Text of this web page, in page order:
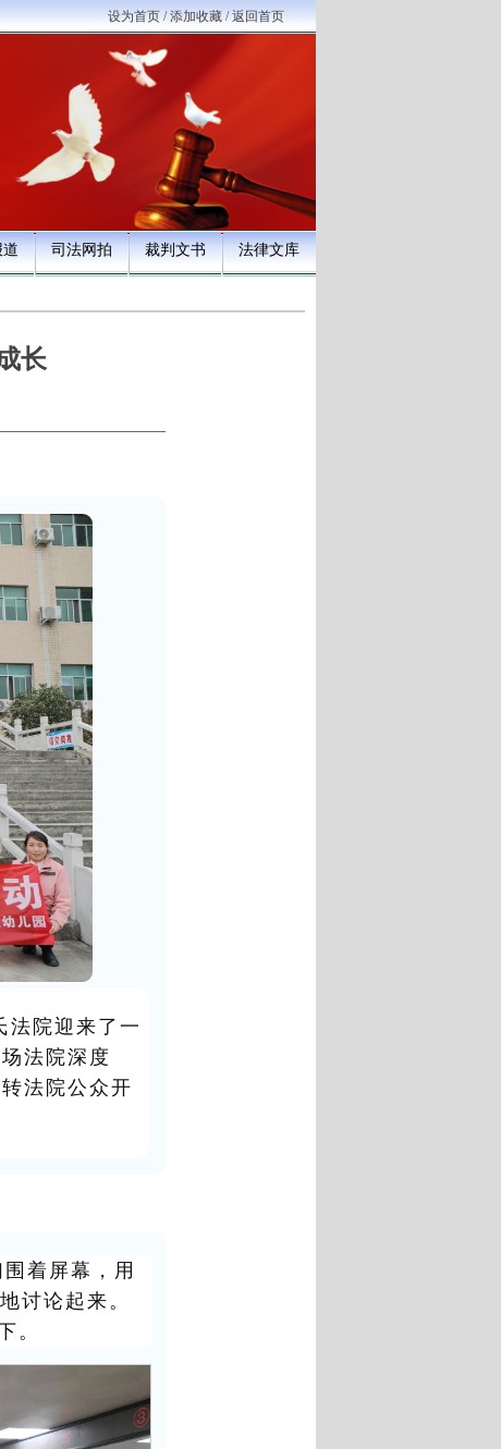
设为首页/添加收藏/返回首页
司法网拍 裁判文书 法律文库
长
法院迎来了一
法院深度
法院公众开
着屏幕，用
讨论起来。
。